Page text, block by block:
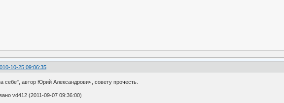
10-25 09:06:35
себе", автор Юрий Александрович, совету прочесть.
vd412 (2011-09-07 09:36:00)